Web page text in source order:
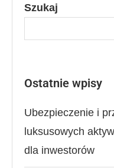
Szukaj
Ostatnie wpisy
Ubezpieczenie i
luksusowych
dla inwestorów